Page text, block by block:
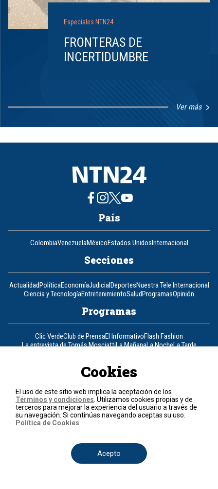
Especiales NTN24
FRONTERAS DE
INCERTIDUMBRE
Ver más
1
8
País
ColombiaVenezuelaMéxicoEstados UnidosInternacional
Secciones
ActualidadPolíticaEconomíaJudicialDeportesNuestra Tele Internacional
Ciencia y TecnologíaEntretenimientoSaludProgramasOpinión
Programas
Clic VerdeClub de PrensaEl InformativoFlash Fashion
La entrevista de Tomás MosciattiLa MañanaLa NocheLa Tarde
Corporativo
Responsabilidad SocialAtención al clienteAtención al inversionista
Informe de sostenibilidadCódigo de autorregulación
Ventas InternacionalesLínea ÉticaPrensa RCNOBA
Visite también
Noticias RCN RCN RadioLa República
Nuestra Tele InternacionalNovelas
Cookies
El uso de este sitio web implica la aceptación de los
Términos y condiciones . Utilizamos cookies propias y de
terceros para mejorar la experiencia del usuario a través de
su navegación. Si continúas navegando aceptas su uso.
Política de Cookies
Acepto